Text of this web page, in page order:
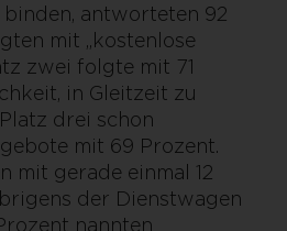
antworteten 92
mit „kostenlose
zwei folgte mit 71
in Gleitzeit zu
drei schon
mit 69 Prozent.
mit gerade einmal 12
der Dienstwagen
nannten